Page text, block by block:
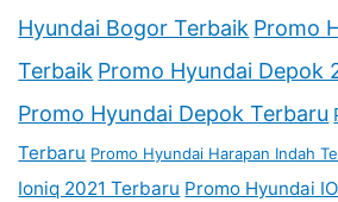
Hyundai Bogor Terbaik Promo
Terbaik Promo Hyundai Depok
Promo Hyundai Depok Terbaru
Terbaru Promo Hyundai Harapan Indah
Ioniq 2021 Terbaru Promo Hyundai